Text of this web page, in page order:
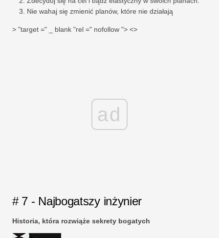
Nie wahaj się zmienić planów, które nie działają
> "target =" _ blank "rel =" nofollow "> <>
ad
# 7 - Najbogatszy inżynier
Historia, która rozwiąże sekrety bogatych